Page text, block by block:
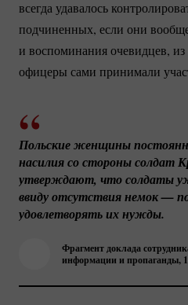
всегда удавалось
подчиненных, если они
и воспоминания очевидцев, из
офицеры сами принимали
Фрагмент доклада
информации и пропаганды,
Польские женщины
насилия со стороны солдат
утверждают, что солдаты
ввиду отсутствия немок —
удовлетворять их нужды.